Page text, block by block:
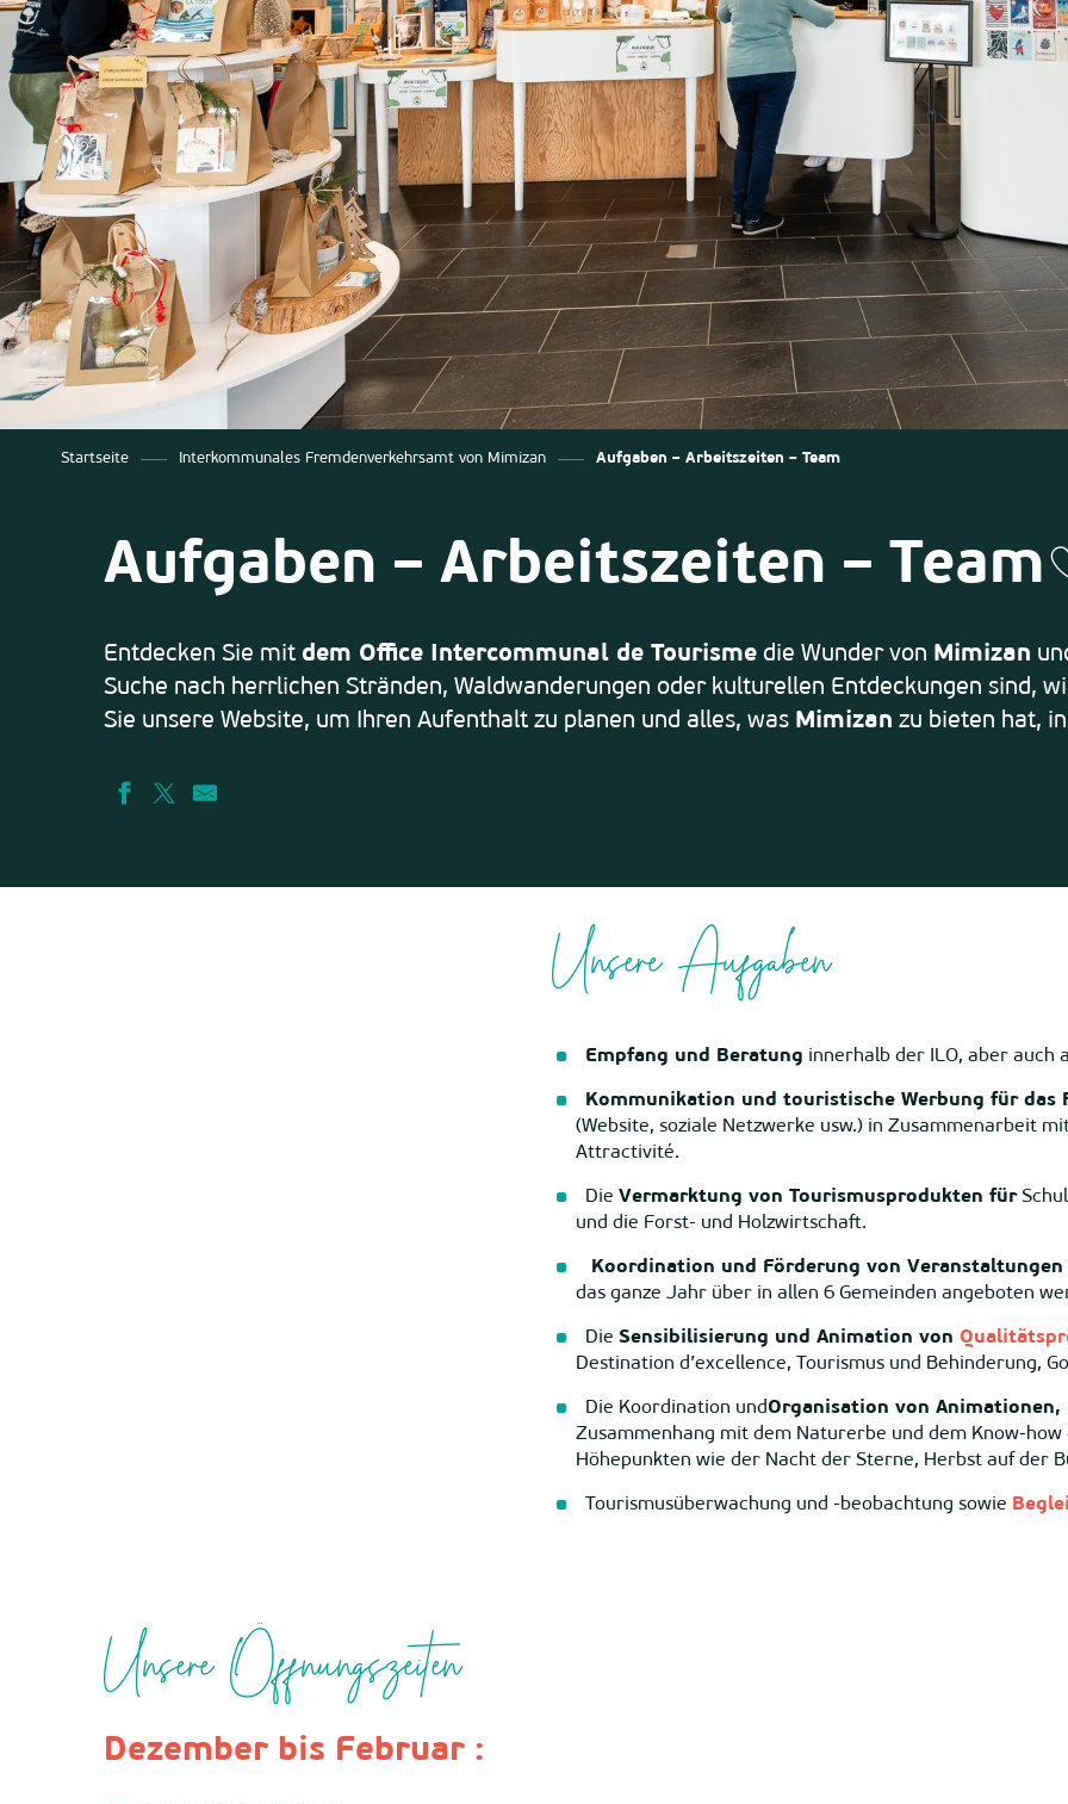
Startseite Interkommunales Fremdenverkehrsamt von Mimizan Aufgaben – Arbeitszeiten – Team
Aufgaben – Arbeitszeiten – Team
Entdecken Sie mit dem Office Intercommunal de Tourisme die Wunder von Mimizan
Suche nach herrlichen Stränden, Waldwanderungen oder kulturellen Entdeckungen sind,
Sie unsere Website, um Ihren Aufenthalt zu planen und alles, was Mimizan zu bieten hat,
Unsere Aufgaben
Empfang und Beratung innerhalb der ILO, aber auch
Kommunikation und touristische Werbung für das
(Website, soziale Netzwerke usw.) in Zusammenarbeit
Attractivité.
Die Vermarktung von Tourismusprodukten für
und die Forst- und Holzwirtschaft.
Koordination und Förderung von Veranstaltungen
das ganze Jahr über in allen 6 Gemeinden angeboten
Die Sensibilisierung und Animation von
Destination d’excellence, Tourismus und Behinderung,
Die Koordination undOrganisation von
Zusammenhang mit dem Naturerbe und dem Know-
Höhepunkten wie der Nacht der Sterne, Herbst auf der
Tourismusüberwachung und -beobachtung sowie
Unsere Öffnungszeiten
Dezember bis Februar :